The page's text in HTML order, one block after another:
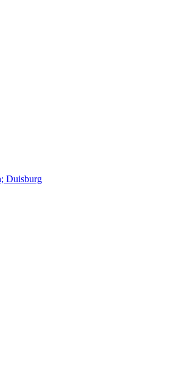
Duisburg